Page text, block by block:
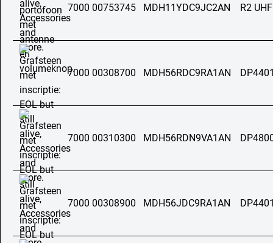
7000 00753745 MDH11YDC9JC2AN R2
7000 00308700 MDH56RDC9RA1AN
7000 00310300 MDH56RDN9VA1AN
7000 00308900 MDH56JDC9RA1AN